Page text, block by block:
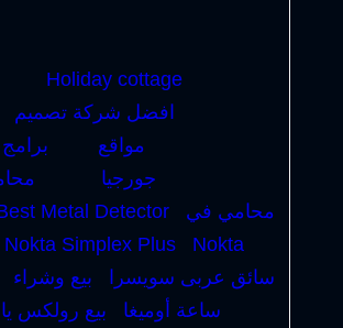
Holiday cottage
افضل شركة تصميم
مواقع
جورجيا
Metal Detector
محامي في
Nokta Simplex Plus
Nokta
سائق عربى سويسرا
بيع وشراء
ساعة أوميغا
بيع رولكس